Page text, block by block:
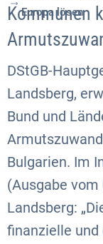
Europa lösen
Kommunen
DStGB-
Landsberg,
Bund und
Bulgarien. Im
(Ausgabe
Landsberg:
finanzielle